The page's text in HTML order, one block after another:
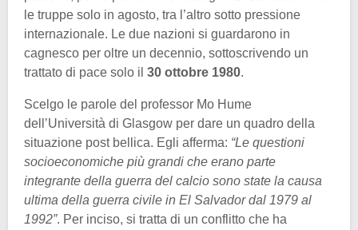
le truppe solo in agosto, tra l’altro sotto pressione
internazionale. Le due nazioni si guardarono in
cagnesco per oltre un decennio, sottoscrivendo un
trattato di pace solo il 30 ottobre 1980.
Scelgo le parole del professor Mo Hume
dell’Università di Glasgow per dare un quadro della
situazione post bellica. Egli afferma: “Le questioni
socioeconomiche più grandi che erano parte
integrante della guerra del calcio sono state la causa
ultima della guerra civile in El Salvador dal 1979 al
1992”. Per inciso, si tratta di un conflitto che ha